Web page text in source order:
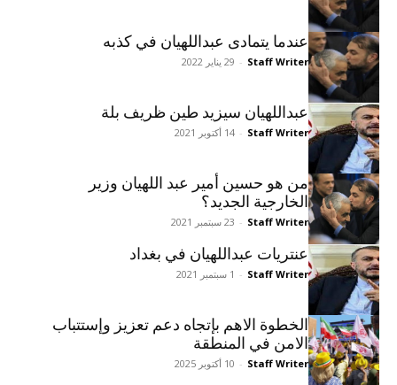
عندما يتمادى عبداللهيان في کذبه
Staff Writer
- 29 يناير 2022
عبداللهيان سيزيد طين ظريف بلة
Staff Writer
- 14 أكتوبر 2021
من هو حسين أمير عبد اللهيان وزير
الخارجية الجديد؟
Staff Writer
- 23 سبتمبر 2021
عنتريات عبداللهيان في بغداد
Staff Writer
- 1 سبتمبر 2021
الخطوة الاهم بإتجاه دعم تعزيز وإستتباب
الامن في المنطقة
Staff Writer
- 10 أكتوبر 2025